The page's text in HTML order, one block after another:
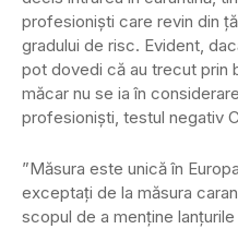
profesioniști care revin din
gradului de risc. Evident,
pot dovedi că au trecut prin
măcar nu se ia în
profesioniști, testul negativ
”Măsura este unică în
exceptați de la măsura
scopul de a menține